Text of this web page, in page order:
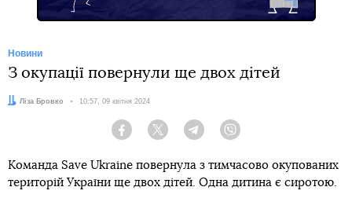
Новини
З окупації повернули ще двох дітей
Автор:
Ліза Бровко Дата:
10:57, 09 квітня 2024
Facebook Twitter Telegram
Команда Save Ukraine повернула з тимчасово окупованих
територій України ще двох дітей. Одна дитина є сиротою.